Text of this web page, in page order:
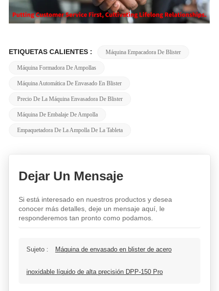
ETIQUETAS CALIENTES : Máquina Empacadora De Blister
Máquina Formadora De Ampollas
Máquina Automática De Envasado En Blister
Precio De La Máquina Envasadora De Blister
Máquina De Embalaje De Ampolla
Empaquetadora De La Ampolla De La Tableta
Dejar Un Mensaje
Si está interesado en nuestros productos y desea
conocer más detalles, deje un mensaje aquí, le
responderemos tan pronto como podamos.
Sujeto : Máquina de envasado en blister de acero
inoxidable líquido de alta precisión DPP-150 Pro